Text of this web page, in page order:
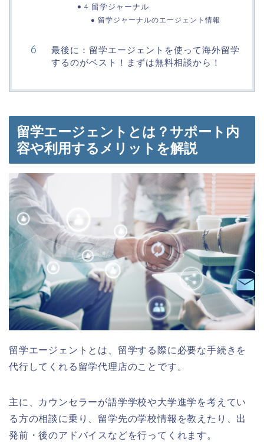
4.留学ジャーナル
留学ジャーナルのエージェント情報
最後に：留学エージェントを使って海外留学
するのがベスト！まずは無料相談から！
留学エージェントとは？サポート内
容や利用するメリットを解説
留学エージェントとは、留学する際に必要な手続きを
代行してくれる留学代理店のことです。
主に、カウンセラーが語学学校や大学進学を考えてい
る方の相談に乗り、留学先の学校情報を教えたり、出
発前・後のアドバイスなどを行ってくれます。